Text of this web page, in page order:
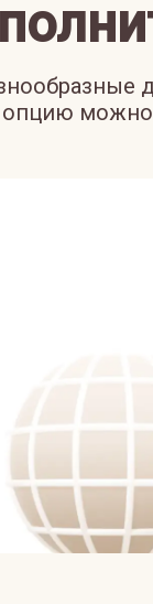
опцию